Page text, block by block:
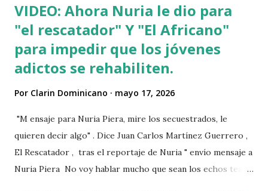
VIDEO: Ahora Nuria le dio para
"el rescatador" Y "El Africano"
para impedir que los jóvenes
adictos se rehabiliten.
Por Clarin Dominicano mayo 17, 2026
"M ensaje para Nuria Piera, mire los secuestrados, le
quieren decir algo" . Dice Juan Carlos Martínez Guerrero ,
El Rescatador , tras el reportaje de Nuria " envío mensaje a
Nuria Piera No voy hablar mucho que sean los echos team"